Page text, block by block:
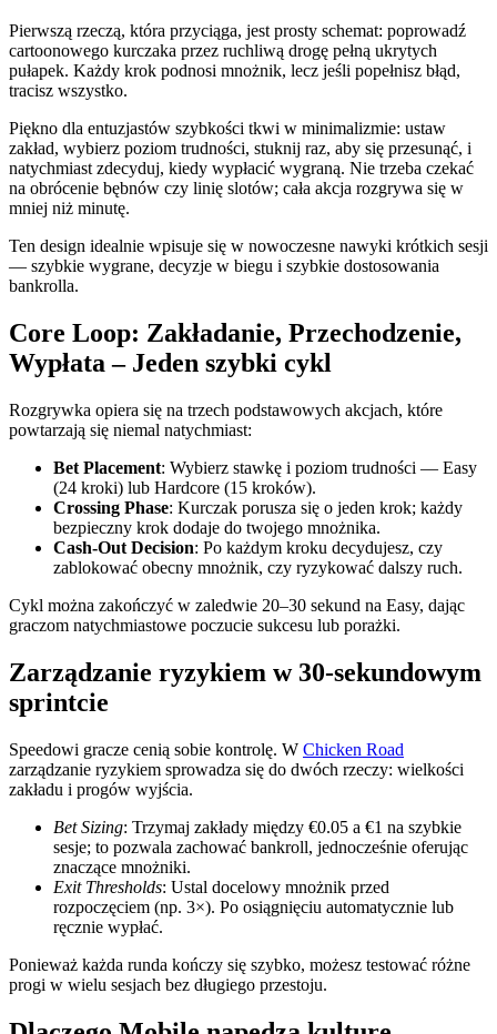
Pierwszą rzeczą, która przyciąga, jest prosty schemat: poprowadź
cartoonowego kurczaka przez ruchliwą drogę pełną ukrytych
pułapek. Każdy krok podnosi mnożnik, lecz jeśli popełnisz błąd,
tracisz wszystko.
Piękno dla entuzjastów szybkości tkwi w minimalizmie: ustaw
zakład, wybierz poziom trudności, stuknij raz, aby się przesunąć, i
natychmiast zdecyduj, kiedy wypłacić wygraną. Nie trzeba czekać
na obrócenie bębnów czy linię slotów; cała akcja rozgrywa się w
mniej niż minutę.
Ten design idealnie wpisuje się w nowoczesne nawyki krótkich sesji
— szybkie wygrane, decyzje w biegu i szybkie dostosowania
bankrolla.
Core Loop: Zakładanie, Przechodzenie,
Wypłata – Jeden szybki cykl
Rozgrywka opiera się na trzech podstawowych akcjach, które
powtarzają się niemal natychmiast:
Bet Placement: Wybierz stawkę i poziom trudności — Easy
(24 kroki) lub Hardcore (15 kroków).
Crossing Phase: Kurczak porusza się o jeden krok; każdy
bezpieczny krok dodaje do twojego mnożnika.
Cash‑Out Decision: Po każdym kroku decydujesz, czy
zablokować obecny mnożnik, czy ryzykować dalszy ruch.
Cykl można zakończyć w zaledwie 20–30 sekund na Easy, dając
graczom natychmiastowe poczucie sukcesu lub porażki.
Zarządzanie ryzykiem w 30‑sekundowym
sprintcie
Speedowi gracze cenią sobie kontrolę. W Chicken Road
zarządzanie ryzykiem sprowadza się do dwóch rzeczy: wielkości
zakładu i progów wyjścia.
Bet Sizing: Trzymaj zakłady między €0.05 a €1 na szybkie
sesje; to pozwala zachować bankroll, jednocześnie oferując
znaczące mnożniki.
Exit Thresholds: Ustal docelowy mnożnik przed
rozpoczęciem (np. 3×). Po osiągnięciu automatycznie lub
ręcznie wypłać.
Ponieważ każda runda kończy się szybko, możesz testować różne
progi w wielu sesjach bez długiego przestoju.